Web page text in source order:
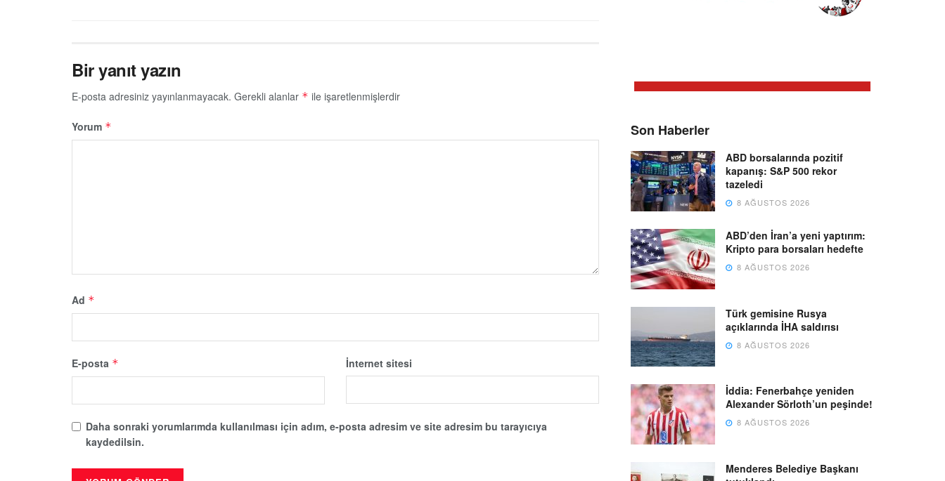
Bir yanıt yazın
E-posta adresiniz yayınlanmayacak. Gerekli alanlar * ile işaretlenmişlerdir
Yorum *
Ad *
E-posta * İnternet sitesi
Daha sonraki yorumlarımda kullanılması için adım, e-posta adresim ve site adresim bu tarayıcıya
kaydedilsin.
Son Haberler
ABD borsalarında pozitif
kapanış: S&P 500 rekor
tazeledi
8 AĞUSTOS 2026
ABD’den İran’a yeni yaptırım:
Kripto para borsaları hedefte
8 AĞUSTOS 2026
Türk gemisine Rusya
açıklarında İHA saldırısı
8 AĞUSTOS 2026
İddia: Fenerbahçe yeniden
Alexander Sörloth’un peşinde!
8 AĞUSTOS 2026
Menderes Belediye Başkanı